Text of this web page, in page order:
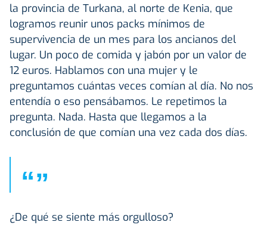
la provincia de Turkana, al norte de Kenia, que
logramos reunir unos packs mínimos de
supervivencia de un mes para los ancianos del
lugar. Un poco de comida y jabón por un valor de
12 euros. Hablamos con una mujer y le
preguntamos cuántas veces comían al día. No nos
entendía o eso pensábamos. Le repetimos la
pregunta. Nada. Hasta que llegamos a la
conclusión de que comían una vez cada dos días.
“”
¿De qué se siente más orgulloso?